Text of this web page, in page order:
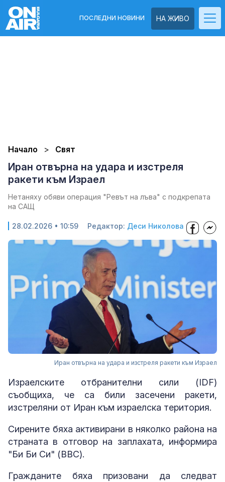
НА ЖИВО
ПОСЛЕДНИ НОВИНИ
Начало Свят
Иран отвърна на удара и изстреля
ракети към Израел
Нетаняху обяви операция "Ревът на лъва" с подкрепата
на САЩ
28.02.2026 • 10:59 Редактор: Деси Николова
Иран отвърна на удара и изстреля ракети към Израел
Израелските отбранителни сили (IDF)
съобщиха, че са били засечени ракети,
изстреляни от Иран към израелска територия.
Сирените бяха активирани в няколко района на
страната в отговор на заплахата, информира
"Би Би Си" (BBC).
Гражданите бяха призовани да следват